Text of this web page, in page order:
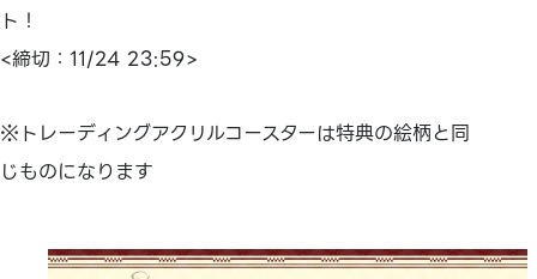
ト！
<締切：11/24 23:59>
※トレーディングアクリルコースターは特典の絵柄と同
じものになります